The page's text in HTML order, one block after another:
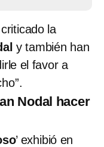
la
y también han
el favor a
Nodal hacer
’ exhibió en